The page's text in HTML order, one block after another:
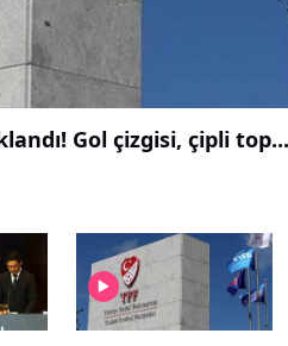
Gol çizgisi, çipli top...